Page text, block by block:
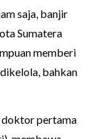
saja, banjir
Sumatera
memberi
bahkan
doktor pertama